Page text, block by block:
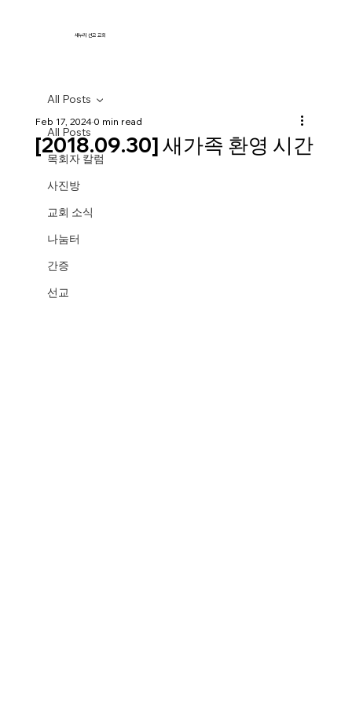
새누리 선교 교회
All Posts
목회자 칼럼
사진방
교회 소식
나눔터
간증
선교
All Posts
[2018.09.30] 새가족 환영 시간
Feb 17, 20240 min read